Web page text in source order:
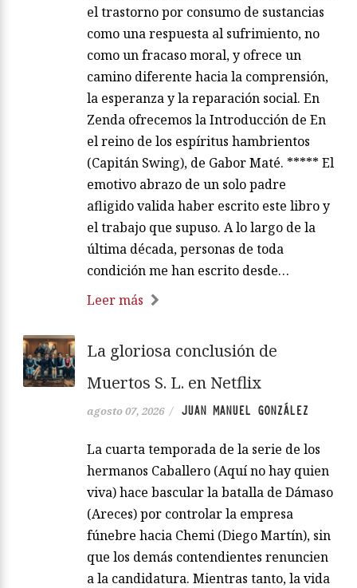
el trastorno por consumo de sustancias
como una respuesta al sufrimiento, no
como un fracaso moral, y ofrece un
camino diferente hacia la comprensión,
la esperanza y la reparación social. En
Zenda ofrecemos la Introducción de En
el reino de los espíritus hambrientos
(Capitán Swing), de Gabor Maté. ***** El
emotivo abrazo de un solo padre
afligido valida haber escrito este libro y
el trabajo que supuso. A lo largo de la
última década, personas de toda
condición me han escrito desde…
Leer más
La gloriosa conclusión de
Muertos S. L. en Netflix
agosto 07, 2026 / JUAN MANUEL GONZÁLEZ
La cuarta temporada de la serie de los
hermanos Caballero (Aquí no hay quien
viva) hace bascular la batalla de Dámaso
(Areces) por controlar la empresa
fúnebre hacia Chemi (Diego Martín), sin
que los demás contendientes renuncien
a la candidatura. Mientras tanto, la vida